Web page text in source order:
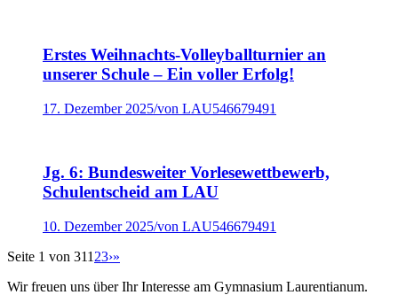
Erstes Weihnachts-Volleyballturnier an
unserer Schule – Ein voller Erfolg!
17. Dezember 2025/von LAU546679491
Jg. 6: Bundesweiter Vorlesewettbewerb,
Schulentscheid am LAU
10. Dezember 2025/von LAU546679491
Seite 1 von 311 23›»
Wir freuen uns über Ihr Interesse am Gymnasium Laurentianum.